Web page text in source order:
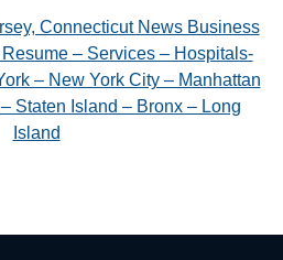
Connecticut News Business
– Services – Hospitals-
– New York City – Manhattan
Staten Island – Bronx – Long
Island